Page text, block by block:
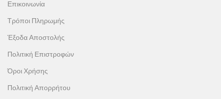
Επικοινωνία
Τρόποι Πληρωμής
Έξοδα Αποστολής
Πολιτική Επιστροφών
Όροι Χρήσης
Πολιτική Απορρήτου